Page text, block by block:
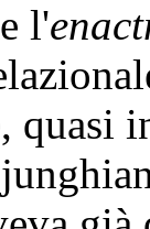
l'
quasi